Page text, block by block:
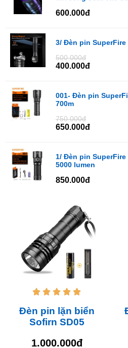
600.000đ
3/ Đèn pin SuperFire
500.000đ
400.000đ
001- Đèn pin
700m
750.000đ
650.000đ
1/ Đèn pin
5000 lumen
850.000đ
    
Đèn pin lặn biển
Sofirn SD05
1.000.000đ